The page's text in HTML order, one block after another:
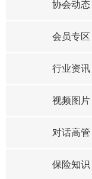
协会动态
会员专区
行业资讯
视频图片
对话高管
保险知识